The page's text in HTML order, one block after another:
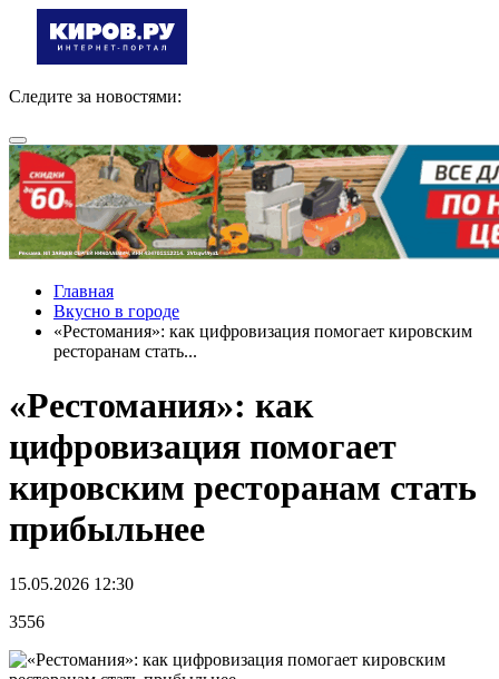
Следите за новостями:
Главная
Вкусно в городе
«Рестомания»: как цифровизация помогает кировским
ресторанам стать...
«Рестомания»: как
цифровизация помогает
кировским ресторанам стать
прибыльнее
15.05.2026 12:30
3556